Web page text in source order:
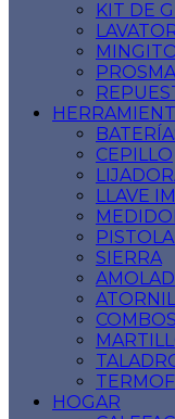
KIT DE
CEPILLO
LLAVE
SIERRA
COMBOS
HOGAR